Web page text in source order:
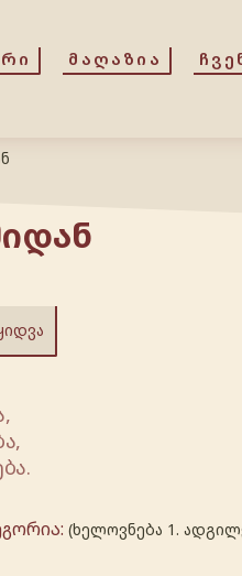
ᲛᲐᲦᲐᲖᲘᲐ
(ხელოვნება 1.